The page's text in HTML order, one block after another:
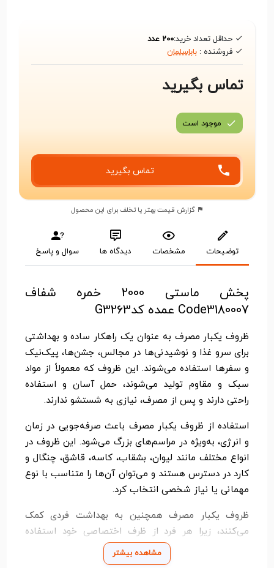
حداقل تعداد خرید:200 عدد
فروشنده :باباسلمان
تماس بگیرید
موجود است
تماس بگیرید
گزارش قیمت بهتر یا تخلف برای این محصول
توضیحات مشخصات دیدگاه ها سوال و پاسخ
پخش ماستی 2000 خمره شفاف
Code3180007 عمده کدG3263
ظروف یکبار مصرف به عنوان یک راهکار ساده و بهداشتی
برای سرو غذا و نوشیدنی‌ها در مجالس، جشن‌ها، پیک‌نیک
و سفرها استفاده می‌شوند. این ظروف که معمولاً از مواد
سبک و مقاوم تولید می‌شوند، حمل آسان و استفاده
راحتی دارند و پس از مصرف، نیازی به شستشو ندارند.
استفاده از ظروف یکبار مصرف باعث صرفه‌جویی در زمان
و انرژی، به‌ویژه در مراسم‌های بزرگ می‌شود. این ظروف در
انواع مختلف مانند لیوان، بشقاب، کاسه، قاشق، چنگال و
کارد در دسترس هستند و می‌توان آن‌ها را متناسب با نوع
مهمانی یا نیاز شخصی انتخاب کرد.
ظروف یکبار مصرف همچنین به بهداشت فردی کمک
می‌کنند، زیرا هر فرد از ظرف اختصاصی خود استفاده
می‌کند. برخی از این محصولات از مواد تجزیه‌پذیر و
دوستدار محیط زیست ساخته می‌شوند که دغدغه‌های
مشاهده بیشتر